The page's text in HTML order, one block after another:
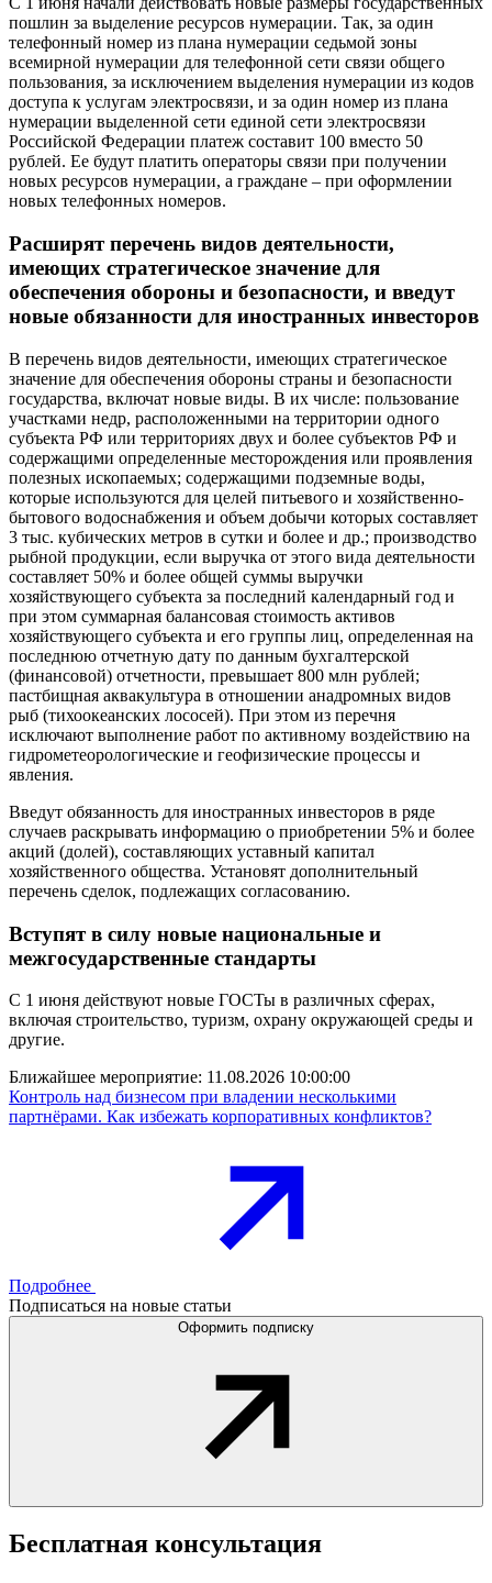
пошлин за выделение ресурсов нумерации. Так, за один
телефонный номер из плана нумерации седьмой зоны
всемирной нумерации для телефонной сети связи общего
пользования, за исключением выделения нумерации из кодов
доступа к услугам электросвязи, и за один номер из плана
нумерации выделенной сети единой сети электросвязи
Российской Федерации платеж составит 100 вместо 50
рублей. Ее будут платить операторы связи при получении
новых ресурсов нумерации, а граждане – при оформлении
новых телефонных номеров.
Расширят перечень видов деятельности,
имеющих стратегическое значение для
обеспечения обороны и безопасности, и введут
новые обязанности для иностранных инвесторов
В перечень видов деятельности, имеющих стратегическое
значение для обеспечения обороны страны и безопасности
государства, включат новые виды. В их числе: пользование
участками недр, расположенными на территории одного
субъекта РФ или территориях двух и более субъектов РФ и
содержащими определенные месторождения или проявления
полезных ископаемых; содержащими подземные воды,
которые используются для целей питьевого и хозяйственно-
бытового водоснабжения и объем добычи которых составляет
3 тыс. кубических метров в сутки и более и др.; производство
рыбной продукции, если выручка от этого вида деятельности
составляет 50% и более общей суммы выручки
хозяйствующего субъекта за последний календарный год и
при этом суммарная балансовая стоимость активов
хозяйствующего субъекта и его группы лиц, определенная на
последнюю отчетную дату по данным бухгалтерской
(финансовой) отчетности, превышает 800 млн рублей;
пастбищная аквакультура в отношении анадромных видов
рыб (тихоокеанских лососей). При этом из перечня
исключают выполнение работ по активному воздействию на
гидрометеорологические и геофизические процессы и
явления.
Введут обязанность для иностранных инвесторов в ряде
случаев раскрывать информацию о приобретении 5% и более
акций (долей), составляющих уставный капитал
хозяйственного общества. Установят дополнительный
перечень сделок, подлежащих согласованию.
Вступят в силу новые национальные и
межгосударственные стандарты
С 1 июня действуют новые ГОСТы в различных сферах,
включая строительство, туризм, охрану окружающей среды и
другие.
Ближайшее мероприятие: 11.08.2026 10:00:00
Контроль над бизнесом при владении несколькими
партнёрами. Как избежать корпоративных конфликтов?
Подробнее
Подписаться на новые статьи
Оформить подписку
Бесплатная консультация